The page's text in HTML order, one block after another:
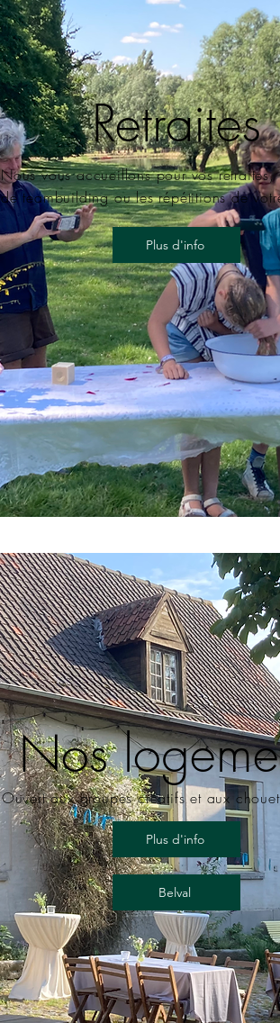
Retraites
Nous vous accueillons pour vos retraites,
de teambuilding ou les répétitions de
Plus d'info
Nos
Ouvert aux groupes créatifs et aux
Plus d'info
Belval